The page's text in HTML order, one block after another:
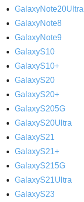
GalaxyNote20Ultra
GalaxyNote8
GalaxyNote9
GalaxyS10
GalaxyS10+
GalaxyS20
GalaxyS20+
GalaxyS205G
GalaxyS20Ultra
GalaxyS21
GalaxyS21+
GalaxyS215G
GalaxyS21Ultra
GalaxyS23